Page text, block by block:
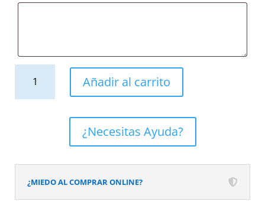
suspendido
1
cajón
acabado
Añadir al carrito
¿Necesitas Ayuda?
¿MIEDO AL COMPRAR ONLINE?